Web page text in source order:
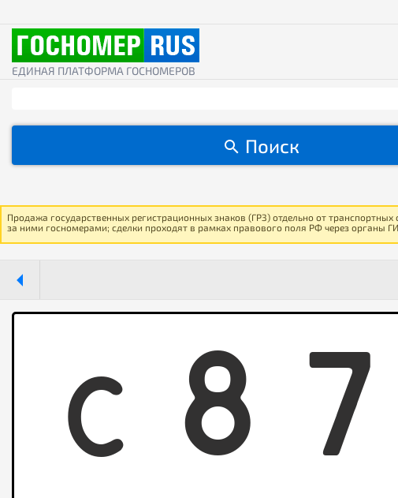
ЕДИНАЯ ПЛАТФОРМА ГОСНОМЕРОВ
Поиск
Продажа государственных регистрационных знаков (ГРЗ) отдельно от
за ними госномерами; сделки проходят в рамках правового поля РФ через органы
C 8 7